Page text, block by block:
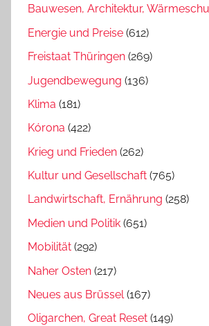
Bauwesen, Architektur,
Energie und Preise (612)
Freistaat Thüringen (269)
Jugendbewegung (136)
Klima (181)
Kórona (422)
Krieg und Frieden (262)
Kultur und Gesellschaft (765)
Landwirtschaft, Ernährung (258)
Medien und Politik (651)
Mobilität (292)
Naher Osten (217)
Neues aus Brüssel(167)
Oligarchen, Great Reset (149)